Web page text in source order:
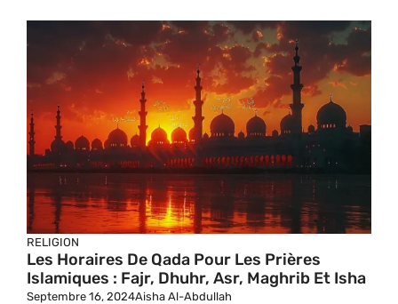
RELIGION
Les Horaires De Qada Pour Les Prières
Islamiques : Fajr, Dhuhr, Asr, Maghrib Et Isha
Septembre 16, 2024Aisha Al-Abdullah